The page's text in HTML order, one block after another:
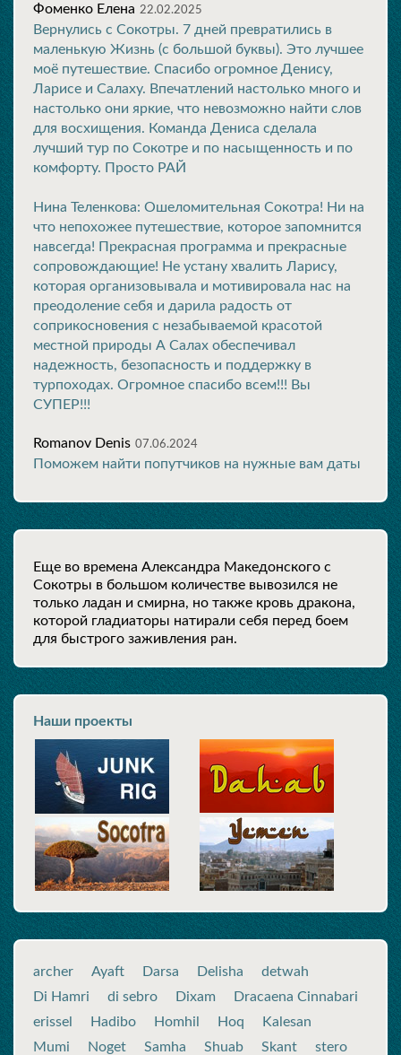
Фоменко Елена 22.02.2025
Вернулись с Сокотры. 7 дней превратились в
маленькую Жизнь (с большой буквы). Это лучшее
моё путешествие. Спасибо огромное Денису,
Ларисе и Салаху. Впечатлений настолько много и
настолько они яркие, что невозможно найти слов
для восхищения. Команда Дениса сделала
лучший тур по Сокотре и по насыщенность и по
комфорту. Просто РАЙ
Нина Теленкова: Ошеломительная Сокотра! Ни на
что непохожее путешествие, которое запомнится
навсегда! Прекрасная программа и прекрасные
сопровождающие! Не устану хвалить Ларису,
которая организовывала и мотивировала нас на
преодоление себя и дарила радость от
соприкосновения с незабываемой красотой
местной природы А Салах обеспечивал
надежность, безопасность и поддержку в
турпоходах. Огромное спасибо всем!!! Вы
СУПЕР!!!
Romanov Denis 07.06.2024
Поможем найти попутчиков на нужные вам даты
Еще во времена Александра Македонского с
Сокотры в большом количестве вывозился не
только ладан и смирна, но также кровь дракона,
которой гладиаторы натирали себя перед боем
для быстрого заживления ран.
Наши проекты
archer Ayaft Darsa Delisha
detwah
Di Hamri
di sebro Dixam
Dracaena Cinnabari
erissel
Hadibo Homhil Hoq
Kalesan
Mumi
Noget Samha Shuab Skant
stero